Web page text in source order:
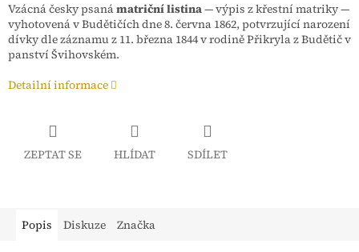
Vzácná česky psanámatriční listina— výpis z křestní matriky —
vyhotovená v Budětičích dne 8. června 1862, potvrzující narození
dívky dle záznamu z 11. března 1844 v rodině Přikryla z Budětič v
panství Švihovském.
Detailní informace
ZEPTAT SE HLÍDAT SDÍLET
Popis Diskuze Značka